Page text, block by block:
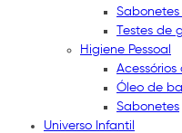
Sabonetes
Testes de
Higiene Pessoal
Óleo de
Sabonetes
Universo Infantil